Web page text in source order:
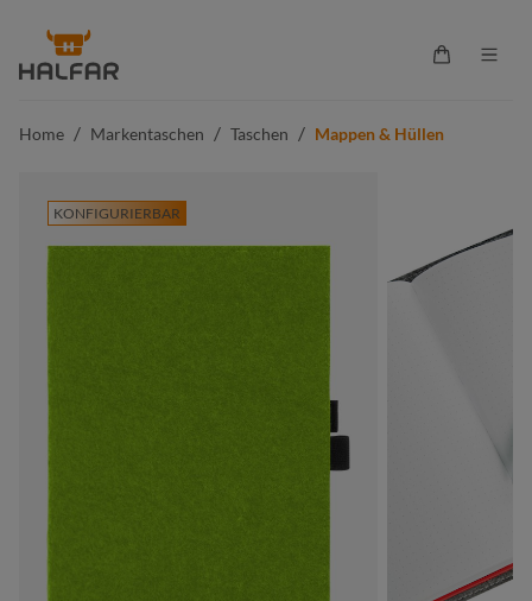
springen
Home / Markentaschen / Taschen / Mappen & Hüllen
KONFIGURIERBAR